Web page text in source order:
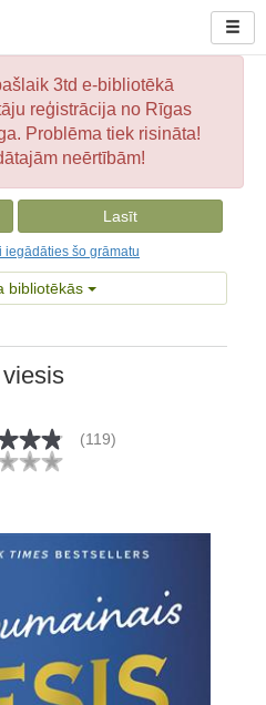
3td e-bibliotēkā
reģistrācija no Rīgas
Problēma tiek risināta!
neērtībām!
Lasīt
iegādāties šo grāmatu
bibliotēkās
(119)